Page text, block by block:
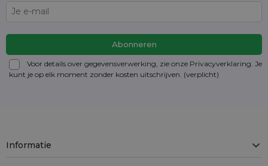
Voor details over gegevensverwerking, zie onze Privacyverklaring. Je
kunt je op elk moment zonder kosten uitschrijven. (verplicht)
Informatie